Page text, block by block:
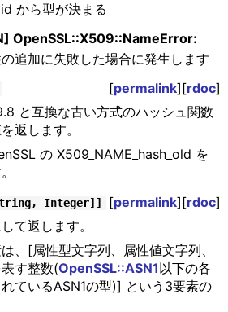
から型が決まる
OpenSSL::X509::NameError:
追加に失敗した場合に発生します
[permalink][rdoc]
と互換な古い方式のハッシュ関数
返します。
の X509_NAME_hash_old を
Integer]] [permalink][rdoc]
て返します。
、[属性型文字列、属性値文字列、
す整数(OpenSSL::ASN1以下の各
ているASN1の型)] という3要素の